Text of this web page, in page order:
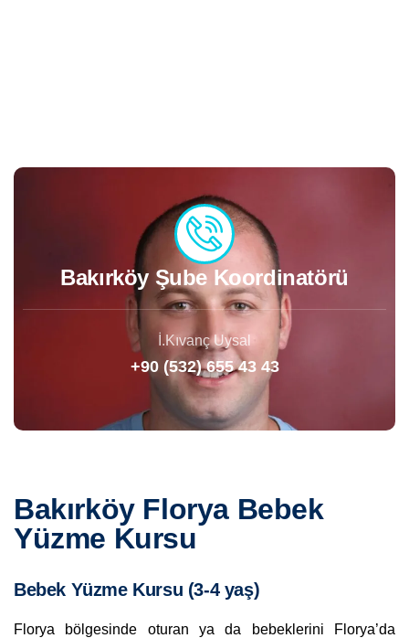
Bakırköy Şube Koordinatörü
İ.Kıvanç Uysal
+90 (532) 655 43 43
Bakırköy Florya Bebek
Yüzme Kursu
Bebek Yüzme Kursu (3-4 yaş)
Florya bölgesinde oturan ya da bebeklerini Florya’da